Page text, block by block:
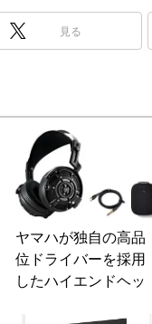
見る
ヤマハが独自の高品
位ドライバーを採用
したハイエンドヘッ